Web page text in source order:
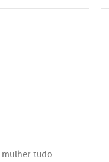
mulher tudo